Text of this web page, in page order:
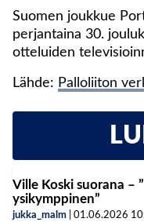
Suomen joukkue
perjantaina 30.
otteluiden
Lähde: Palloliiton
Ville Koski suorana –
ysikymppinen”
jukka_malm 01.06.2026